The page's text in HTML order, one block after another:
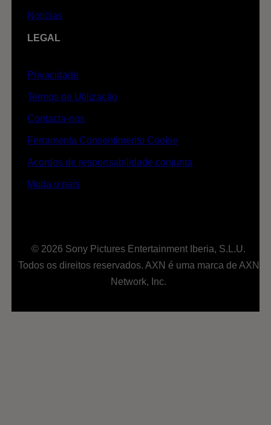
Notícias
LEGAL
Privacidade
Termos de Utilização
Contacta-nos
Ferramenta Consentimento Cookie
Acordos de responsabilidade conjunta
Muda o país
© 2026 Sony Pictures Entertainment Iberia, S.L.U.
Todos os direitos reservados. AXN é uma marca de AXN
Network, Inc.